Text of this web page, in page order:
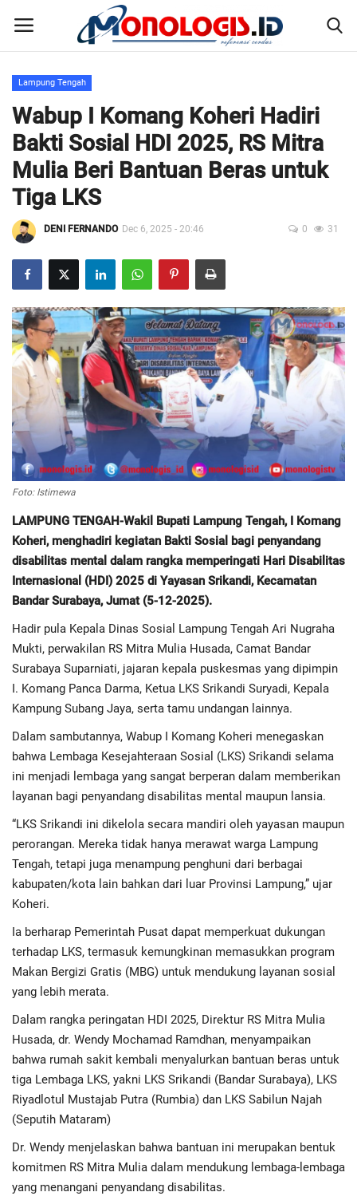
Home
Kontak
Disclaimer
Susunan Redaksi
Pedoman Pemberitaan Media Siber
Nusantara
Galeri
Regional
Pendidikan
Ekonomi
Olahraga
Wisata
Politik
Hukum & Kriminal
Internasional
Advertorial
Monologis TV
Kopilogis
Lampung Tengah
Wabup I Komang Koheri Hadiri
Bakti Sosial HDI 2025, RS Mitra
Mulia Beri Bantuan Beras untuk
Tiga LKS
DENI FERNANDO Dec 6, 2025 - 20:46 0 31
Foto: Istimewa
LAMPUNG TENGAH-Wakil Bupati Lampung Tengah, I Komang
Koheri, menghadiri kegiatan Bakti Sosial bagi penyandang
disabilitas mental dalam rangka memperingati Hari Disabilitas
Internasional (HDI) 2025 di Yayasan Srikandi, Kecamatan
Bandar Surabaya, Jumat (5-12-2025).
Hadir pula Kepala Dinas Sosial Lampung Tengah Ari Nugraha
Mukti, perwakilan RS Mitra Mulia Husada, Camat Bandar
Surabaya Suparniati, jajaran kepala puskesmas yang dipimpin
I. Komang Panca Darma, Ketua LKS Srikandi Suryadi, Kepala
Kampung Subang Jaya, serta tamu undangan lainnya.
Dalam sambutannya, Wabup I Komang Koheri menegaskan
bahwa Lembaga Kesejahteraan Sosial (LKS) Srikandi selama
ini menjadi lembaga yang sangat berperan dalam memberikan
layanan bagi penyandang disabilitas mental maupun lansia.
“LKS Srikandi ini dikelola secara mandiri oleh yayasan maupun
perorangan. Mereka tidak hanya merawat warga Lampung
Tengah, tetapi juga menampung penghuni dari berbagai
kabupaten/kota lain bahkan dari luar Provinsi Lampung,” ujar
Koheri.
Ia berharap Pemerintah Pusat dapat memperkuat dukungan
terhadap LKS, termasuk kemungkinan memasukkan program
Makan Bergizi Gratis (MBG) untuk mendukung layanan sosial
yang lebih merata.
Dalam rangka peringatan HDI 2025, Direktur RS Mitra Mulia
Husada, dr. Wendy Mochamad Ramdhan, menyampaikan
bahwa rumah sakit kembali menyalurkan bantuan beras untuk
tiga Lembaga LKS, yakni LKS Srikandi (Bandar Surabaya), LKS
Riyadlotul Mustajab Putra (Rumbia) dan LKS Sabilun Najah
(Seputih Mataram)
Dr. Wendy menjelaskan bahwa bantuan ini merupakan bentuk
komitmen RS Mitra Mulia dalam mendukung lembaga-lembaga
yang menangani penyandang disabilitas.